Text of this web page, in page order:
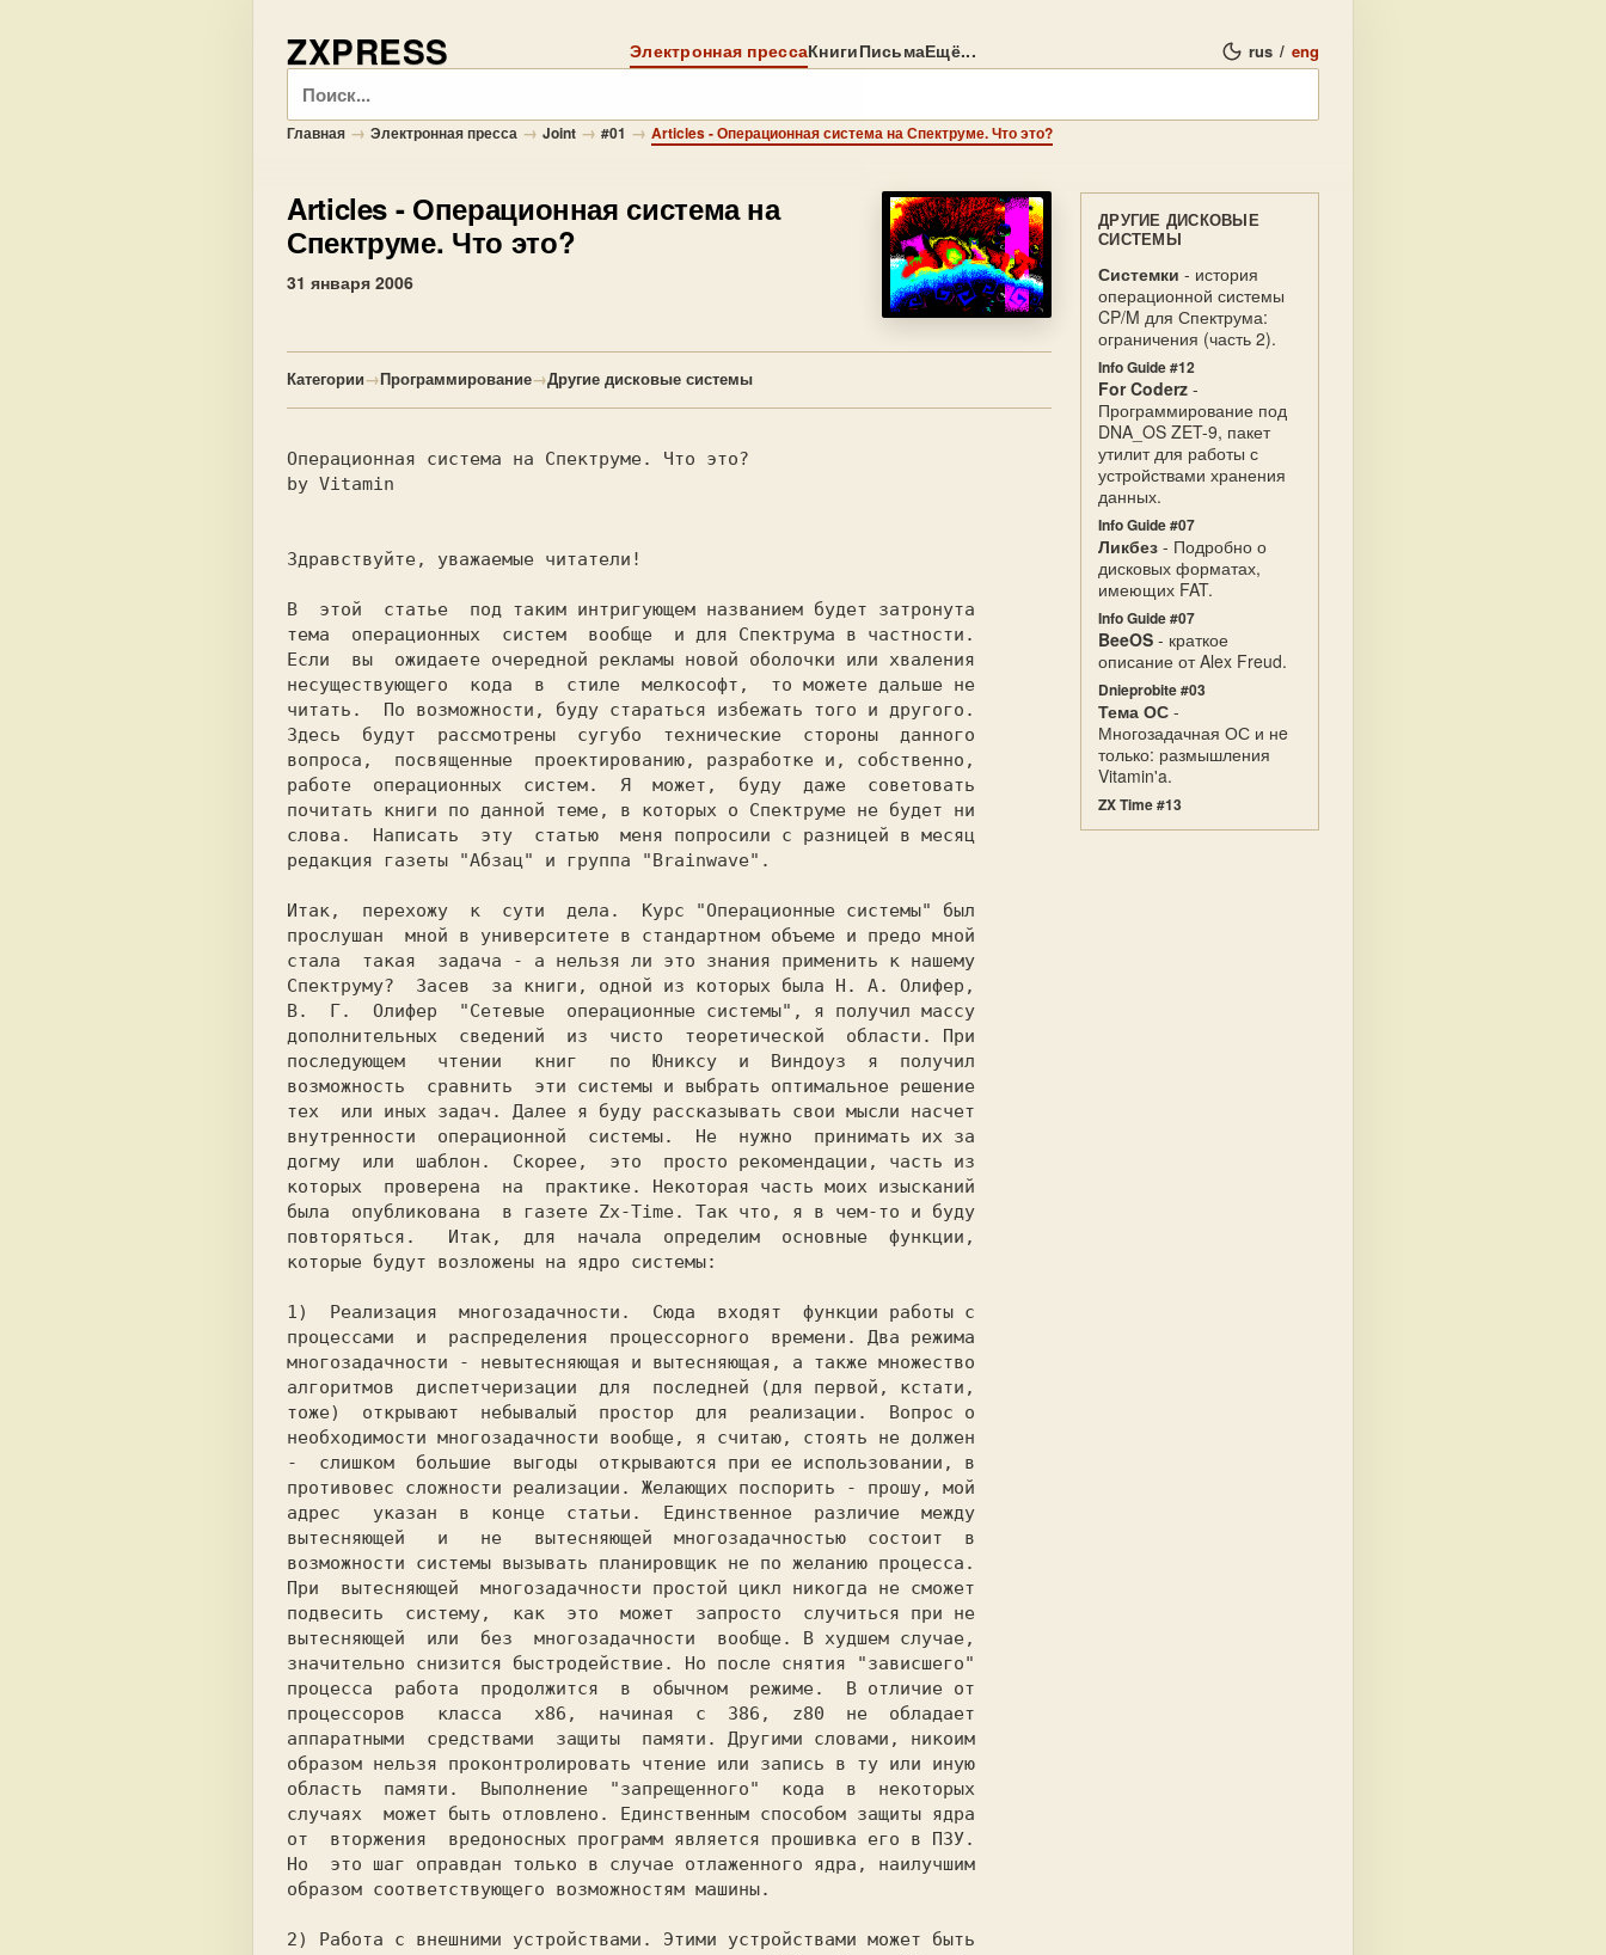
ZXPRESS Электронная прессаКнигиПисьмаЕщё... rus / eng
Поиск
Главная → Электронная пресса → Joint → #01 → Articles - Операционная система на Спектруме. Что это?
Articles - Операционная система на
Спектруме. Что это?
31 января 2006
Категории→Программирование→Другие дисковые системы
Операционная система на Спектруме. Что это?
by Vitamin
ДРУГИЕ ДИСКОВЫЕ
СИСТЕМЫ
Системки - история
операционной системы
CP/M для Спектрума:
ограничения (часть 2).
Info Guide #12
For Coderz -
Программирование под
DNA_OS ZET-9, пакет
утилит для работы с
устройствами хранения
данных.
Info Guide #07
Ликбез - Подробно о
дисковых форматах,
имеющих FAT.
Info Guide #07
BeeOS - краткое
описание от Alex Freud.
Dnieprobite #03
Тема ОС -
Многозадачная ОС и нe
только: размышления
Vitamin'a.
ZX Time #13